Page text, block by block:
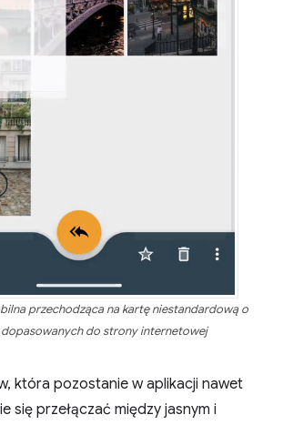
przechodząca na kartę niestandardową o
do strony internetowej
która pozostanie w aplikacji nawet
się przełączać między jasnym i